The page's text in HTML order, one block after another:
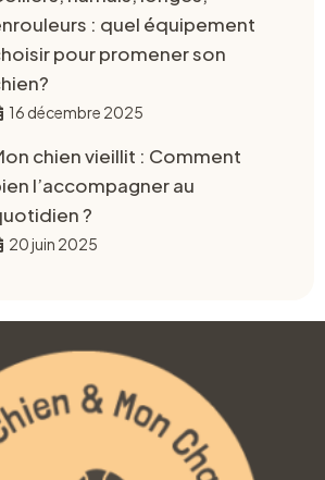
: quel équipement
pour promener son
16 décembre 2025
chien vieillit : Comment
l’accompagner au
?
20 juin 2025